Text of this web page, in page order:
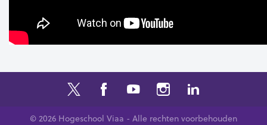
© 2026 Hogeschool Viaa - Alle rechten voorbehouden